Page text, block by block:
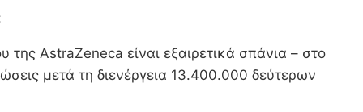
AstraZeneca είναι εξαιρετικά σπάνια – στο
μετά τη διενέργεια 13.400.000 δεύτερων